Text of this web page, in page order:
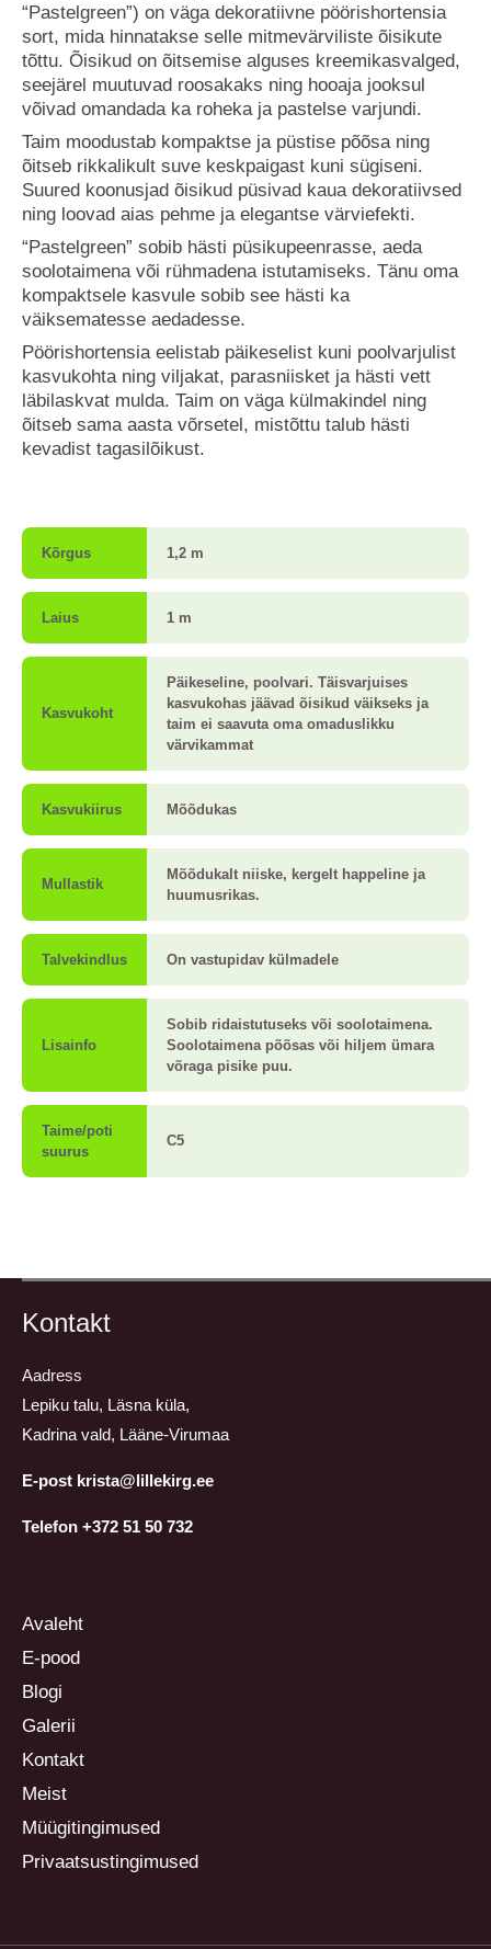
“Pastelgreen”) on väga dekoratiivne pöörishortensia
sort, mida hinnatakse selle mitmevärviliste õisikute
tõttu. Õisikud on õitsemise alguses kreemikasvalged,
seejärel muutuvad roosakaks ning hooaja jooksul
võivad omandada ka roheka ja pastelse varjundi.
Taim moodustab kompaktse ja püstise põõsa ning
õitseb rikkalikult suve keskpaigast kuni sügiseni.
Suured koonusjad õisikud püsivad kaua dekoratiivsed
ning loovad aias pehme ja elegantse värviefekti.
“Pastelgreen” sobib hästi püsikupeenrasse, aeda
soolotaimena või rühmadena istutamiseks. Tänu oma
kompaktsele kasvule sobib see hästi ka
väiksematesse aedadesse.
Pöörishortensia eelistab päikeselist kuni poolvarjulist
kasvukohta ning viljakat, parasniisket ja hästi vett
läbilaskvat mulda. Taim on väga külmakindel ning
õitseb sama aasta võrsetel, mistõttu talub hästi
kevadist tagasilõikust.
Kõrgus 1,2 m
Laius 1 m
Kasvukoht
Päikeseline, poolvari. Täisvarjuises
kasvukohas jäävad õisikud väikseks ja
taim ei saavuta oma omaduslikku
värvikammat
Kasvukiirus Mõõdukas
Mullastik
Mõõdukalt niiske, kergelt happeline ja
huumusrikas.
Talvekindlus On vastupidav külmadele
Lisainfo
Sobib ridaistutuseks või soolotaimena.
Soolotaimena põõsas või hiljem ümara
võraga pisike puu.
Taime/poti
suurus
C5
Kontakt
Aadress
Lepiku talu, Läsna küla,
Kadrina vald, Lääne-Virumaa
E-post krista@lillekirg.ee
Telefon +372 51 50 732
Avaleht
E-pood
Blogi
Galerii
Kontakt
Meist
Müügitingimused
Privaatsustingimused